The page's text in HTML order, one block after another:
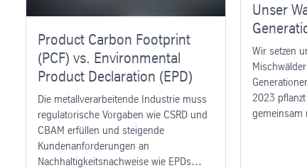
Product Carbon Footprint
(PCF) vs. Environmental
Product Declaration (EPD)
Die metallverarbeitende Industrie muss
regulatorische Vorgaben wie CSRD und
CBAM erfüllen und steigende
Kundenanforderungen an
Nachhaltigkeitsnachweise wie EPDs
Unser
Wir setzen
2023
gemeinsam